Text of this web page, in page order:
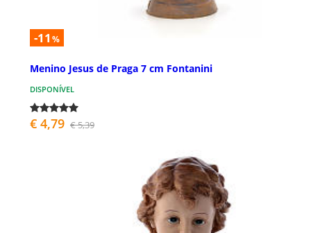
-11 %
Menino Jesus de Praga 7 cm Fontanini
DISPONÍVEL
€ 4,79 € 5,39